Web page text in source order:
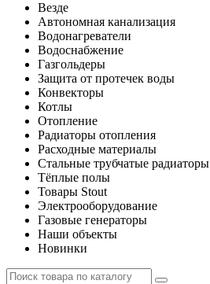
Везде
Автономная канализация
Водонагреватели
Водоснабжение
Газгольдеры
Защита от протечек воды
Конвекторы
Котлы
Отопление
Радиаторы отопления
Расходные материалы
Стальные трубчатые радиаторы
Тёплые полы
Товары Stout
Электрооборудование
Газовые генераторы
Наши объекты
Новинки